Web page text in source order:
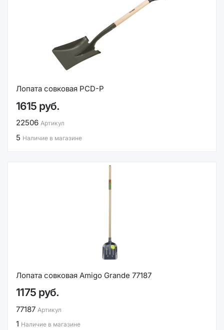
Лопата совковая PCD-P
1615 руб.
22506 Артикул
5 Наличие в магазине
Лопата совковая Amigo Grande 77187
1175 руб.
77187 Артикул
1 Наличие в магазине